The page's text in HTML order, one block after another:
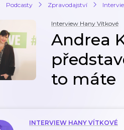
Podcasty Zpravodajství
Interview Hany Vítkové
Andrea
to máte
INTERVIEW HANY VÍTKOVÉ